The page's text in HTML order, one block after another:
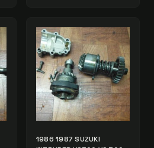
1986 1987 SUZUKI